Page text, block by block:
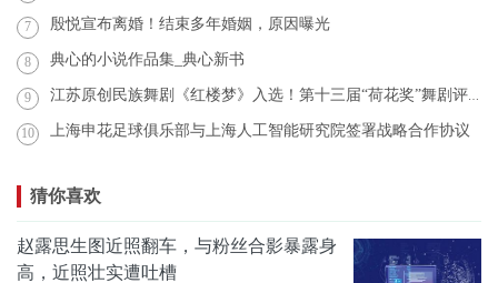
7 殷悦宣布离婚！结束多年婚姻，原因曝光
8 典心的小说作品集_典心新书
9 江苏原创民族舞剧《红楼梦》入选！第十三届“荷花奖”舞剧评奖结果公示
10 上海申花足球俱乐部与上海人工智能研究院签署战略合作协议
猜你喜欢
赵露思生图近照翻车，与粉丝合影暴露身
高，近照壮实遭吐槽